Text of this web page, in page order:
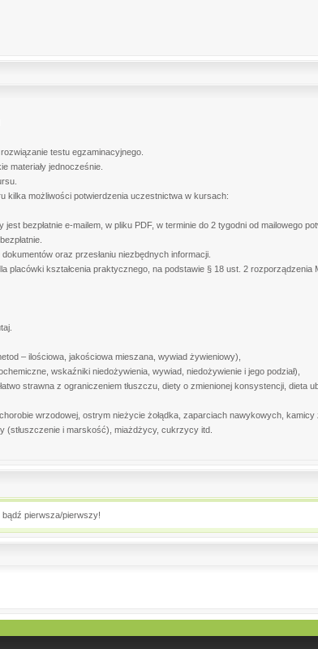
testu egzaminacyjnego.
materiały jednocześnie.
kilka możliwości potwierdzenia uczestnictwa w kursach:
bezpłatnie e-mailem, w pliku PDF, w terminie do 2 tygodni od mailowego
oraz przesłaniu niezbędnych informacji.
placówki kształcenia praktycznego, na podstawie § 18 ust. 2 rozporządzenia
– ilościowa, jakościowa mieszana, wywiad żywieniowy),
wskaźniki niedożywienia, wywiad, niedożywienie i jego podział),
strawna z ograniczeniem tłuszczu, diety o zmienionej konsystencji, dieta
wrzodowej, ostrym nieżycie żołądka, zaparciach nawykowych, kamicy
(stłuszczenie i marskość), miażdżycy, cukrzycy itd.
bądź pierwsza/pierwszy!